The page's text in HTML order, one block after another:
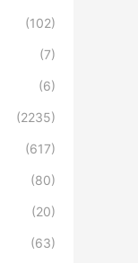
(102)
(7)
(6)
(2235)
(617)
(80)
(20)
(63)